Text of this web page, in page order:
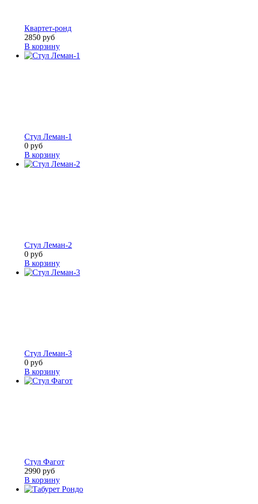
Квартет-ронд
2850 руб
В корзину
Стул Леман-1
0 руб
В корзину
Стул Леман-2
0 руб
В корзину
Стул Леман-3
0 руб
В корзину
Стул Фагот
2990 руб
В корзину